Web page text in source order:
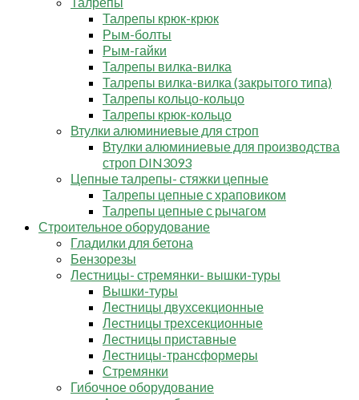
Талрепы крюк-крюк
Рым-болты
Рым-гайки
Талрепы вилка-вилка
Талрепы вилка-вилка (закрытого типа)
Талрепы кольцо-кольцо
Талрепы крюк-кольцо
Втулки алюминиевые для строп
Втулки алюминиевые для производства
строп DIN3093
Цепные талрепы- стяжки цепные
Талрепы цепные с храповиком
Талрепы цепные с рычагом
Строительное оборудование
Гладилки для бетона
Бензорезы
Лестницы- стремянки- вышки-туры
Вышки-туры
Лестницы двухсекционные
Лестницы трехсекционные
Лестницы приставные
Лестницы-трансформеры
Стремянки
Гибочное оборудование